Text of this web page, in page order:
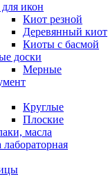
икон
Киот резной
Деревянный киот
Киоты с басмой
доски
Мерные
Круглые
Плоские
масла
лабораторная